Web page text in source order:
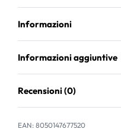
Informazioni
Informazioni aggiuntive
Recensioni (0)
EAN: 8050147677520